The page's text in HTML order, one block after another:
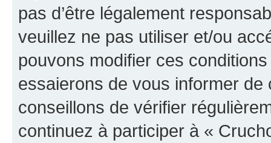
pas d’être légalement
veuillez ne pas utiliser et/ou
pouvons modifier ces
essaierons de vous informer
conseillons de vérifier
continuez à participer à «